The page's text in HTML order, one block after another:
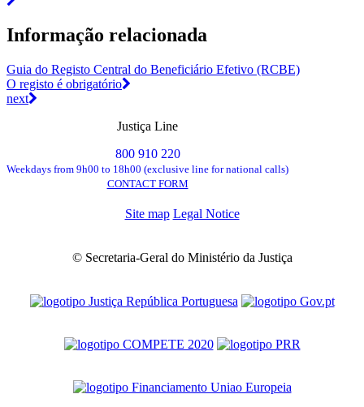
Informação relacionada
Guia do Registo Central do Beneficiário Efetivo (RCBE)
O registo é obrigatório
next
Justiça Line
800 910 220
Weekdays from 9h00 to 18h00 (exclusive line for national calls)
CONTACT FORM
Site map Legal Notice
© Secretaria-Geral do Ministério da Justiça